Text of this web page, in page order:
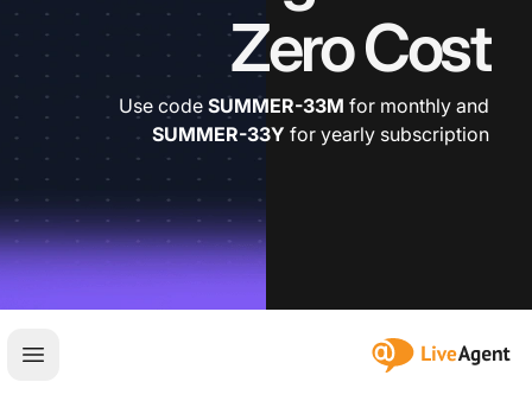
Zero Cost
Use code SUMMER-33M for monthly and
SUMMER-33Y for yearly subscription
:site.title
فتح